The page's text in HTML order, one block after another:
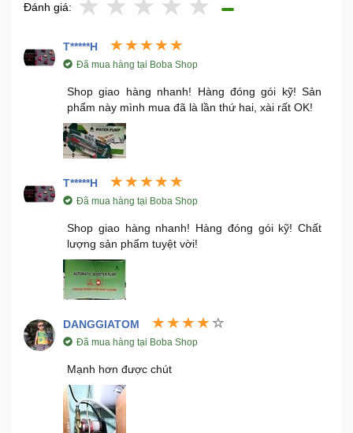
Đánh giá:
T*****H
Đã mua hàng tại Boba Shop
Shop giao hàng nhanh! Hàng đóng gói kỹ! Sản
phẩm này mình mua đã là lần thứ hai, xài rất OK!
T*****H
Đã mua hàng tại Boba Shop
Shop giao hàng nhanh! Hàng đóng gói kỹ! Chất
lượng sản phẩm tuyệt vời!
DANGGIATOM
Đã mua hàng tại Boba Shop
Mạnh hơn được chút